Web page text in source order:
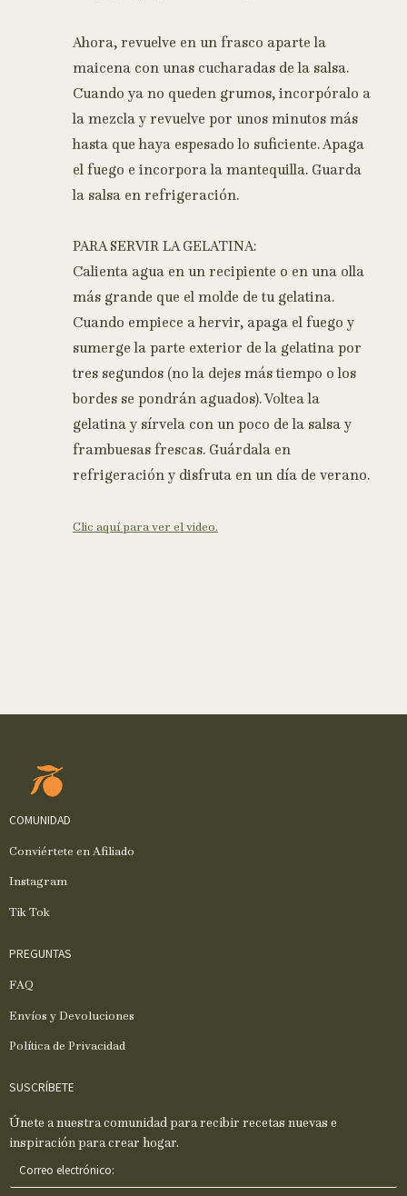
Ahora, revuelve en un frasco aparte la
maicena con unas cucharadas de la salsa.
Cuando ya no queden grumos, incorpóralo a
la mezcla y revuelve por unos minutos más
hasta que haya espesado lo suficiente. Apaga
el fuego e incorpora la mantequilla. Guarda
la salsa en refrigeración.
PARA SERVIR LA GELATINA:
Calienta agua en un recipiente o en una olla
más grande que el molde de tu gelatina.
Cuando empiece a hervir, apaga el fuego y
sumerge la parte exterior de la gelatina por
tres segundos (no la dejes más tiempo o los
bordes se pondrán aguados). Voltea la
gelatina y sírvela con un poco de la salsa y
frambuesas frescas. Guárdala en
refrigeración y disfruta en un día de verano.
Clic aquí para ver el video.
COMUNIDAD
Conviértete en Afiliado
Instagram
Tik Tok
PREGUNTAS
FAQ
Envíos y Devoluciones
Política de Privacidad
SUSCRÍBETE
Únete a nuestra comunidad para recibir recetas nuevas e
inspiración para crear hogar.